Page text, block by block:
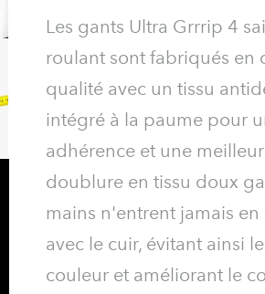
Les gants Ultra Grrrip 4
roulant sont fabriqués en
qualité avec un tissu
intégré à la paume pour
adhérence et une
doublure en tissu doux
mains n'entrent jamais
avec le cuir, évitant ainsi
couleur et améliorant le